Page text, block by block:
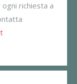
ogni richiesta a